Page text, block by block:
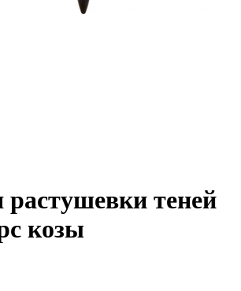
растушевки теней
козы